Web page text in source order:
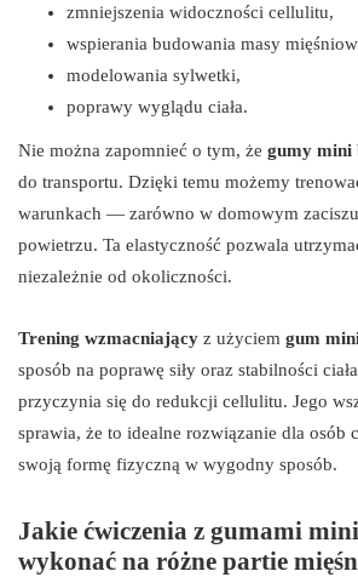
zmniejszenia widoczności cellulitu,
wspierania budowania masy
modelowania sylwetki,
poprawy wyglądu ciała.
Nie można zapomnieć o tym, że gumy mini
do transportu. Dzięki temu możemy
warunkach — zarówno w domowym
powietrzu. Ta elastyczność pozwala
niezależnie od okoliczności.
Trening wzmacniający z użyciem gum
sposób na poprawę siły oraz stabilności
przyczynia się do redukcji cellulitu. Jego
sprawia, że to idealne rozwiązanie dla osób
swoją formę fizyczną w wygodny sposób.
Jakie ćwiczenia z gumami
wykonać na różne partie